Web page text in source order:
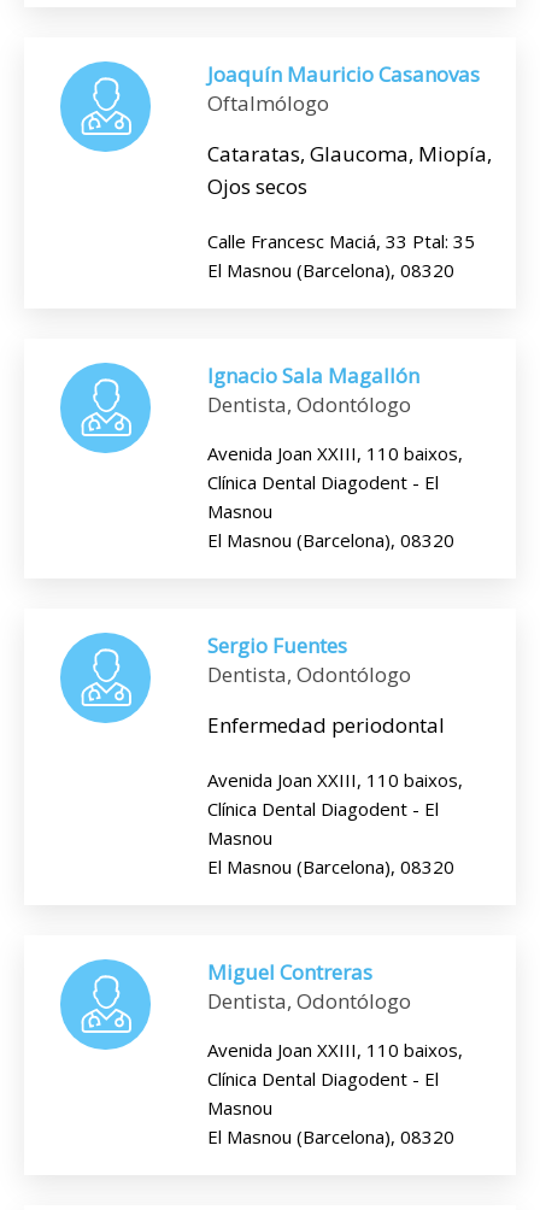
Joaquín Mauricio Casanovas
Oftalmólogo
Cataratas, Glaucoma, Miopía,
Ojos secos
Calle Francesc Maciá, 33 Ptal: 35
El Masnou (Barcelona), 08320
Ignacio Sala Magallón
Dentista, Odontólogo
Avenida Joan XXIII, 110 baixos,
Clínica Dental Diagodent - El
Masnou
El Masnou (Barcelona), 08320
Sergio Fuentes
Dentista, Odontólogo
Enfermedad periodontal
Avenida Joan XXIII, 110 baixos,
Clínica Dental Diagodent - El
Masnou
El Masnou (Barcelona), 08320
Miguel Contreras
Dentista, Odontólogo
Avenida Joan XXIII, 110 baixos,
Clínica Dental Diagodent - El
Masnou
El Masnou (Barcelona), 08320